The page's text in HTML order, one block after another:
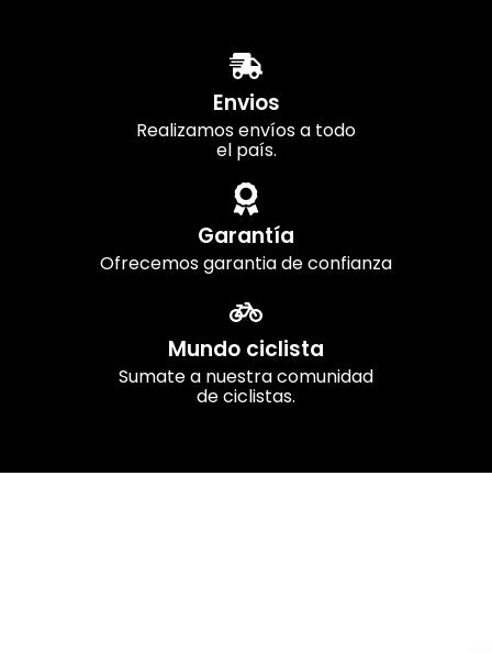
Envios
Realizamos envíos a todo
el país.
Garantía
Ofrecemos garantia de confianza
Mundo ciclista
Sumate a nuestra comunidad
de ciclistas.